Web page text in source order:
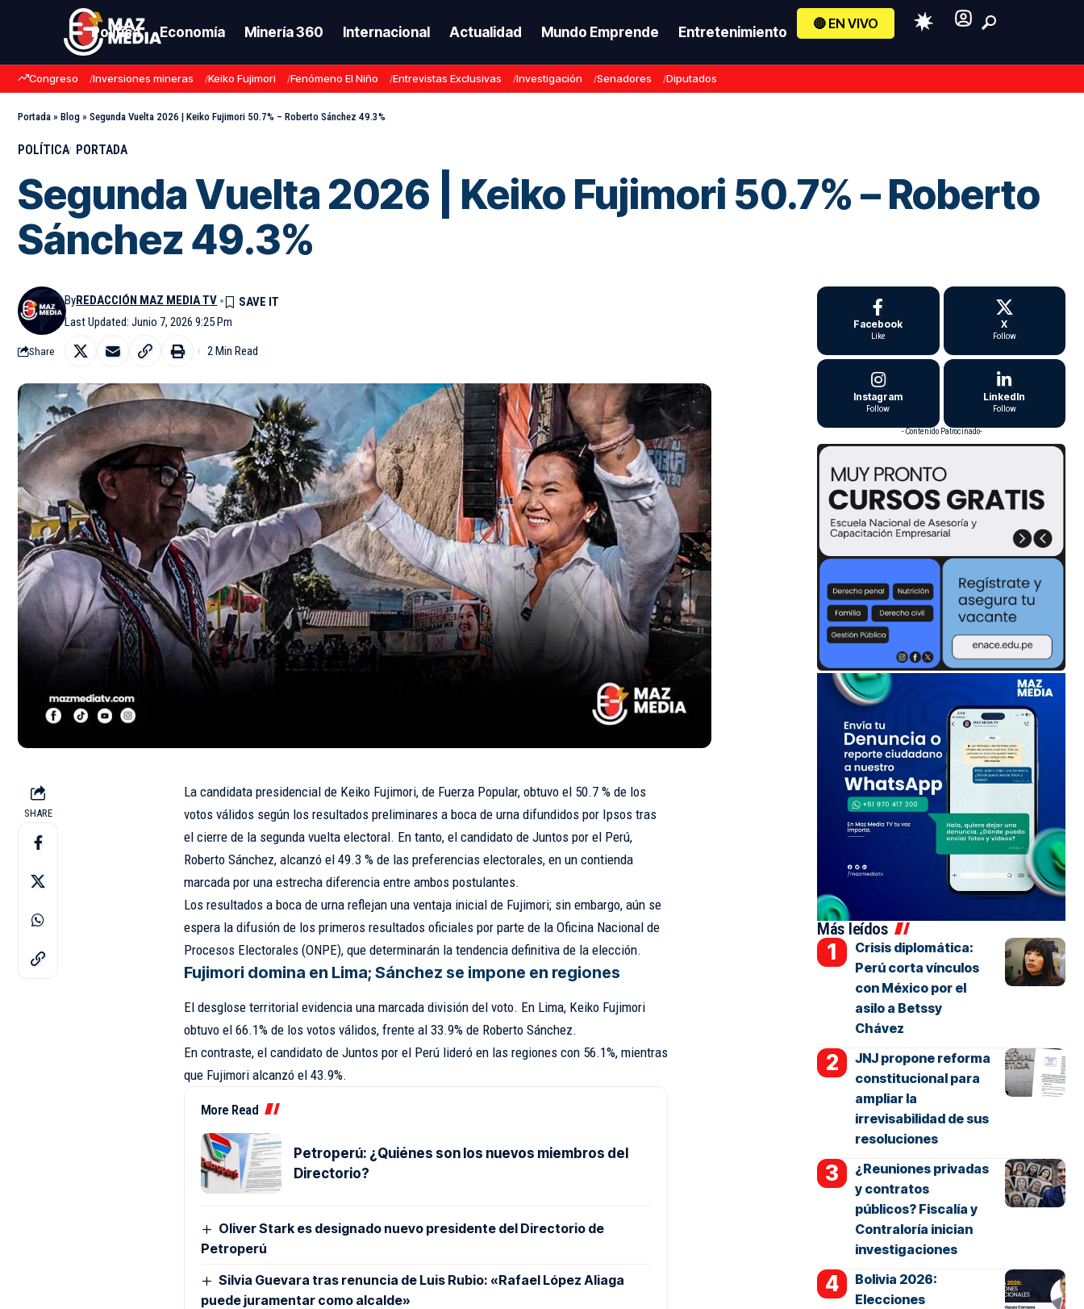
Política Economía Minería 360 Internacional Actualidad Mundo Emprende Entretenimiento
🔴 EN VIVO
Congreso Inversiones mineras Keiko Fujimori Fenómeno El Niño Entrevistas Exclusivas Investigación Senadores Diputados
Portada » Blog » Segunda Vuelta 2026 | Keiko Fujimori 50.7% – Roberto Sánchez 49.3%
POLÍTICA PORTADA
Segunda Vuelta 2026 | Keiko Fujimori 50.7% – Roberto
Sánchez 49.3%
Last Updated: Junio 7, 2026 9:25 Pm
ByREDACCIÓN MAZ MEDIA TV
Share 2 Min Read
SHARE
La candidata presidencial de Keiko Fujimori, de Fuerza Popular, obtuvo el 50.7 % de los
votos válidos según los resultados preliminares a boca de urna difundidos por Ipsos tras
el cierre de la segunda vuelta electoral. En tanto, el candidato de Juntos por el Perú,
Roberto Sánchez, alcanzó el 49.3 % de las preferencias electorales, en un contienda
marcada por una estrecha diferencia entre ambos postulantes.
Los resultados a boca de urna reflejan una ventaja inicial de Fujimori; sin embargo, aún se
espera la difusión de los primeros resultados oficiales por parte de la Oficina Nacional de
Procesos Electorales (ONPE), que determinarán la tendencia definitiva de la elección.
Fujimori domina en Lima; Sánchez se impone en regiones
El desglose territorial evidencia una marcada división del voto. En Lima, Keiko Fujimori
obtuvo el 66.1% de los votos válidos, frente al 33.9% de Roberto Sánchez.
En contraste, el candidato de Juntos por el Perú lideró en las regiones con 56.1%, mientras
que Fujimori alcanzó el 43.9%.
More Read
Petroperú: ¿Quiénes son los nuevos miembros del
Directorio?
Oliver Stark es designado nuevo presidente del Directorio de
Petroperú
Silvia Guevara tras renuncia de Luis Rubio: «Rafael López Aliaga
puede juramentar como alcalde»
Facebook
Like
X
Follow
Instagram
Follow
LinkedIn
Follow
- Contenido Patrocinado-
Más leídos
Crisis diplomática:
Perú corta vínculos
con México por el
asilo a Betssy
Chávez
JNJ propone reforma
constitucional para
ampliar la
irrevisabilidad de sus
resoluciones
¿Reuniones privadas
y contratos
públicos? Fiscalía y
Contraloría inician
investigaciones
Bolivia 2026:
Elecciones